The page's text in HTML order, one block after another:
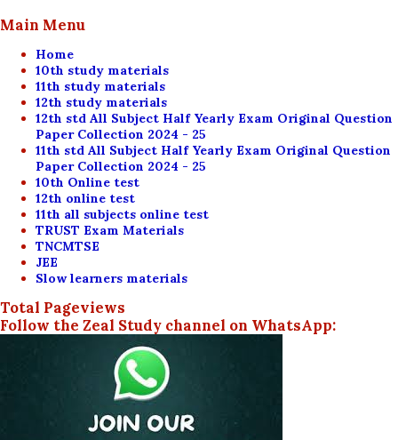
Main Menu
Home
10th study materials
11th study materials
12th study materials
12th std All Subject Half Yearly Exam Original Question
Paper Collection 2024 - 25
11th std All Subject Half Yearly Exam Original Question
Paper Collection 2024 - 25
10th Online test
12th online test
11th all subjects online test
TRUST Exam Materials
TNCMTSE
JEE
Slow learners materials
Total Pageviews
Follow the Zeal Study channel on WhatsApp: